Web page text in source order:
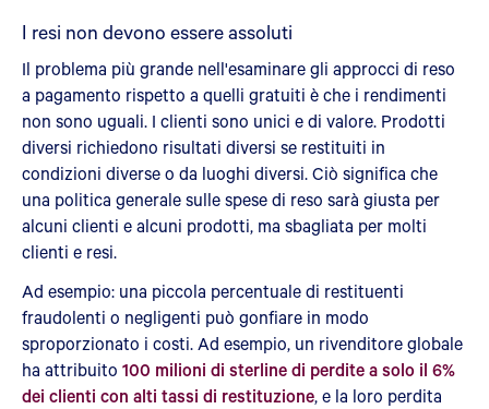
I resi non devono essere assoluti
Il problema più grande nell'esaminare gli approcci di reso
a pagamento rispetto a quelli gratuiti è che i rendimenti
non sono uguali. I clienti sono unici e di valore. Prodotti
diversi richiedono risultati diversi se restituiti in
condizioni diverse o da luoghi diversi. Ciò significa che
una politica generale sulle spese di reso sarà giusta per
alcuni clienti e alcuni prodotti, ma sbagliata per molti
clienti e resi.
Ad esempio: una piccola percentuale di restituenti
fraudolenti o negligenti può gonfiare in modo
sproporzionato i costi. Ad esempio, un rivenditore globale
ha attribuito 100 milioni di sterline di perdite a solo il 6%
dei clienti con alti tassi di restituzione, e la loro perdita